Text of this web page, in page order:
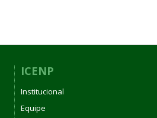
ICENP
Institucional
Equipe